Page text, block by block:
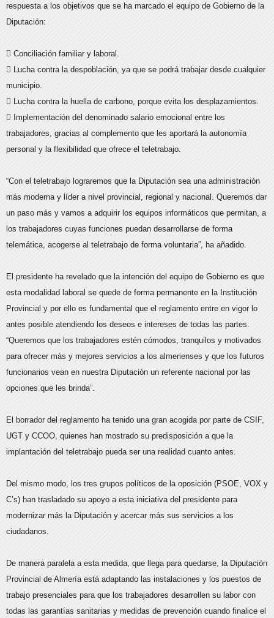
respuesta a los objetivos que se ha marcado el equipo de Gobierno de la
Diputación:
 Conciliación familiar y laboral.
 Lucha contra la despoblación, ya que se podrá trabajar desde cualquier
municipio.
 Lucha contra la huella de carbono, porque evita los desplazamientos.
 Implementación del denominado salario emocional entre los
trabajadores, gracias al complemento que les aportará la autonomía
personal y la flexibilidad que ofrece el teletrabajo.
“Con el teletrabajo lograremos que la Diputación sea una administración
más moderna y líder a nivel provincial, regional y nacional. Queremos dar
un paso más y vamos a adquirir los equipos informáticos que permitan, a
los trabajadores cuyas funciones puedan desarrollarse de forma
telemática, acogerse al teletrabajo de forma voluntaria”, ha añadido.
El presidente ha revelado que la intención del equipo de Gobierno es que
esta modalidad laboral se quede de forma permanente en la Institución
Provincial y por ello es fundamental que el reglamento entre en vigor lo
antes posible atendiendo los deseos e intereses de todas las partes.
“Queremos que los trabajadores estén cómodos, tranquilos y motivados
para ofrecer más y mejores servicios a los almerienses y que los futuros
funcionarios vean en nuestra Diputación un referente nacional por las
opciones que les brinda”.
El borrador del reglamento ha tenido una gran acogida por parte de CSIF,
UGT y CCOO, quienes han mostrado su predisposición a que la
implantación del teletrabajo pueda ser una realidad cuanto antes.
Del mismo modo, los tres grupos políticos de la oposición (PSOE, VOX y
C’s) han trasladado su apoyo a esta iniciativa del presidente para
modernizar más la Diputación y acercar más sus servicios a los
ciudadanos.
De manera paralela a esta medida, que llega para quedarse, la Diputación
Provincial de Almería está adaptando las instalaciones y los puestos de
trabajo presenciales para que los trabajadores desarrollen su labor con
todas las garantías sanitarias y medidas de prevención cuando finalice el